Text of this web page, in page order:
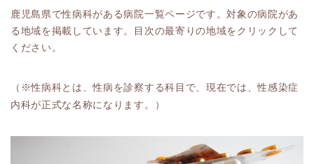
鹿児島県で性病科がある病院一覧ページです。対象の病院があ
る地域を掲載しています。目次の最寄りの地域をクリックして
ください。
（※性病科とは、性病を診察する科目で、現在では、性感染症
内科が正式な名称になります。）